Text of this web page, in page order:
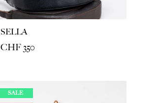
SELLA
CHF350
SALE